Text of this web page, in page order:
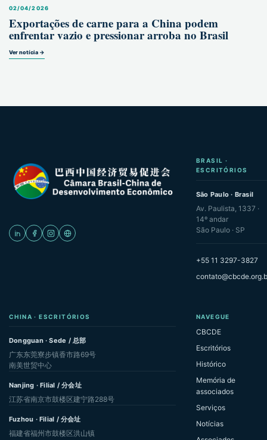
02/04/2026
Exportações de carne para a China podem
enfrentar vazio e pressionar arroba no Brasil
Ver notícia →
BRASIL ·
ESCRITÓRIOS
São Paulo · Brasil
Av. Paulista, 1337 ·
14º andar
São Paulo · SP
+55 11 3297-3827
CHINA · ESCRITÓRIOS
Dongguan · Sede / 总部
广东东莞寮步镇香市路69号
南美世贸中心
Nanjing · Filial / 分会址
江苏省南京市鼓楼区建宁路288号
Fuzhou · Filial / 分会址
福建省福州市鼓楼区洪山镇
NAVEGUE
CBCDE
Escritórios
Histórico
Memória de
associados
Serviços
Notícias